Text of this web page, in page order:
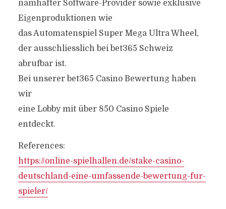
namhafter Software-Provider sowie exklusive
Eigenproduktionen wie
das Automatenspiel Super Mega Ultra Wheel,
der ausschliesslich bei bet365 Schweiz
abrufbar ist.
Bei unserer bet365 Casino Bewertung haben
wir
eine Lobby mit über 850 Casino Spiele
entdeckt.
References:
https://online-spielhallen.de/stake-casino-
deutschland-eine-umfassende-bewertung-fur-
spieler/